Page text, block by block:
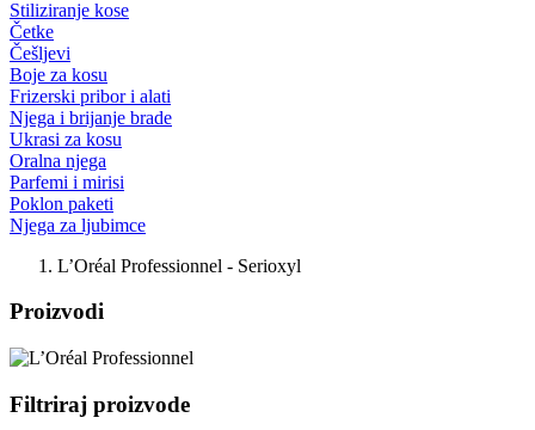
Stiliziranje kose
Četke
Češljevi
Boje za kosu
Frizerski pribor i alati
Njega i brijanje brade
Ukrasi za kosu
Oralna njega
Parfemi i mirisi
Poklon paketi
Njega za ljubimce
L’Oréal Professionnel - Serioxyl
Proizvodi
Filtriraj proizvode